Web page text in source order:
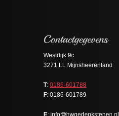
Westdijk 9c
3271 LL Mijnsheerenland
T: 0186-601788
F: 0186-601789
E: info@hwgedenkstenen.nl